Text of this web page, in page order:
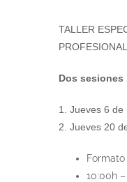
TALLER
Dos sesiones
1. Jueves 6 de
2. Jueves 20
10:00h